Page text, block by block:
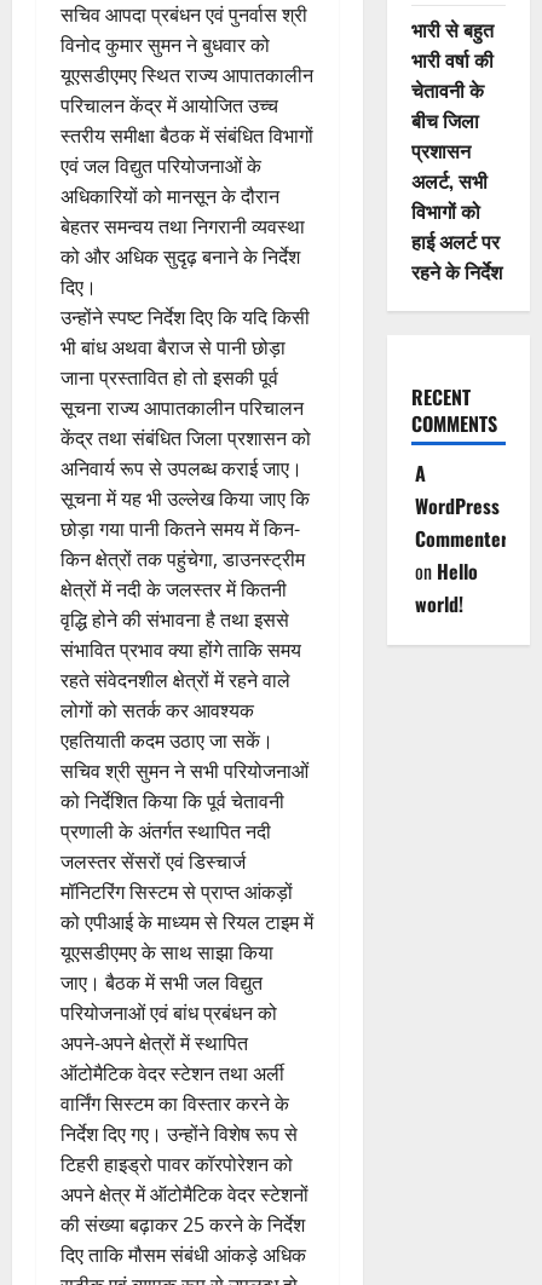
सचिव आपदा प्रबंधन एवं पुनर्वास श्री
विनोद कुमार सुमन ने बुधवार को
यूएसडीएमए स्थित राज्य आपातकालीन
परिचालन केंद्र में आयोजित उच्च
स्तरीय समीक्षा बैठक में संबंधित विभागों
एवं जल विद्युत परियोजनाओं के
अधिकारियों को मानसून के दौरान
बेहतर समन्वय तथा निगरानी व्यवस्था
को और अधिक सुदृढ़ बनाने के निर्देश
दिए।
उन्होंने स्पष्ट निर्देश दिए कि यदि किसी
भी बांध अथवा बैराज से पानी छोड़ा
जाना प्रस्तावित हो तो इसकी पूर्व
सूचना राज्य आपातकालीन परिचालन
केंद्र तथा संबंधित जिला प्रशासन को
अनिवार्य रूप से उपलब्ध कराई जाए।
सूचना में यह भी उल्लेख किया जाए कि
छोड़ा गया पानी कितने समय में किन-
किन क्षेत्रों तक पहुंचेगा, डाउनस्ट्रीम
क्षेत्रों में नदी के जलस्तर में कितनी
वृद्धि होने की संभावना है तथा इससे
संभावित प्रभाव क्या होंगे ताकि समय
रहते संवेदनशील क्षेत्रों में रहने वाले
लोगों को सतर्क कर आवश्यक
एहतियाती कदम उठाए जा सकें।
सचिव श्री सुमन ने सभी परियोजनाओं
को निर्देशित किया कि पूर्व चेतावनी
प्रणाली के अंतर्गत स्थापित नदी
जलस्तर सेंसरों एवं डिस्चार्ज
मॉनिटरिंग सिस्टम से प्राप्त आंकड़ों
को एपीआई के माध्यम से रियल टाइम में
यूएसडीएमए के साथ साझा किया
जाए। बैठक में सभी जल विद्युत
परियोजनाओं एवं बांध प्रबंधन को
अपने-अपने क्षेत्रों में स्थापित
ऑटोमैटिक वेदर स्टेशन तथा अर्ली
वार्निंग सिस्टम का विस्तार करने के
निर्देश दिए गए। उन्होंने विशेष रूप से
टिहरी हाइड्रो पावर कॉरपोरेशन को
अपने क्षेत्र में ऑटोमैटिक वेदर स्टेशनों
की संख्या बढ़ाकर 25 करने के निर्देश
दिए ताकि मौसम संबंधी आंकड़े अधिक
भारी से बहुत
भारी वर्षा की
चेतावनी के
बीच जिला
प्रशासन
अलर्ट, सभी
विभागों को
हाई अलर्ट पर
रहने के निर्देश
RECENT
COMMENTS
A
WordPress
Commenter
on Hello
world!